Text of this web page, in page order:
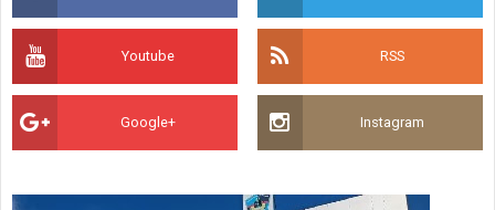
Youtube RSS
Google+ Instagram